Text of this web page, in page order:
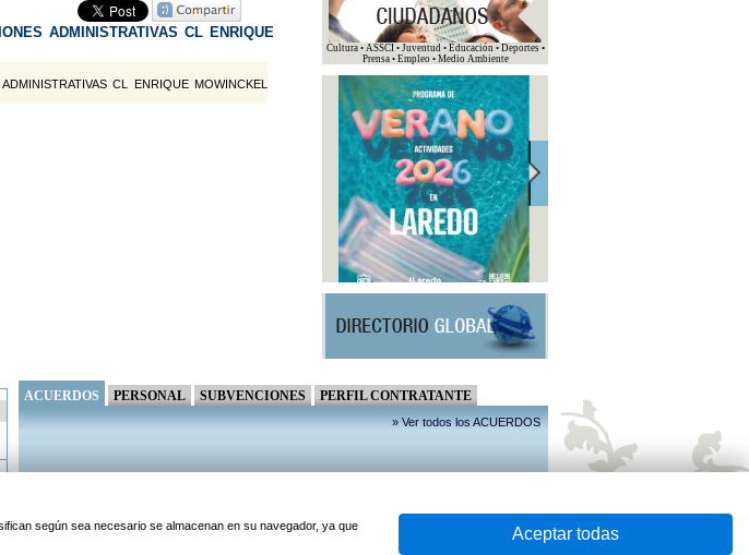
ADMINISTRATIVAS CL ENRIQUE
CL ENRIQUE MOWINCKEL
Cultura • ASSCI • Juventud • Educación • Deportes •
Prensa • Empleo • Medio Ambiente
ACUERDOS PERSONAL SUBVENCIONES PERFIL CONTRATANTE
» Ver todos los ACUERDOS
según sea necesario se almacenan en su navegador, ya que
Aceptar todas